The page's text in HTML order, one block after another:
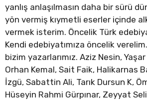
yanlış anlaşılmasın daha bir sürü
yön vermiş kıymetli eserler içinde
vermek isterim. Öncelik Türk
Kendi edebiyatımıza öncelik
bizim yazarlarımız. Aziz Nesin,
Orhan Kemal, Sait Faik, Halikarnas
İzgü, Sabattin Ali, Tarık Dursun K,
Hüseyin Rahmi Gürpınar, Zeyyat